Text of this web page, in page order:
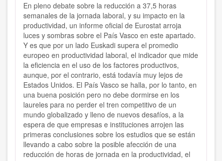
En pleno debate sobre la reducción a 37,5 horas
semanales de la jornada laboral, y su impacto en la
productividad, un informe oficial de Eurostat arroja
luces y sombras sobre el País Vasco en este apartado.
Y es que por un lado Euskadi supera el promedio
europeo en productividad laboral, el indicador que mide
la eficiencia en el uso de los factores productivos,
aunque, por el contrario, está todavía muy lejos de
Estados Unidos. El País Vasco se halla, por lo tanto, en
una buena posición pero no debe dormirse en los
laureles para no perder el tren competitivo de un
mundo globalizado y lleno de nuevos desafíos, a la
espera de que empresas e instituciones arrojen las
primeras conclusiones sobre los estudios que se están
llevando a cabo sobre la posible afección de una
reducción de horas de jornada en la productividad, el